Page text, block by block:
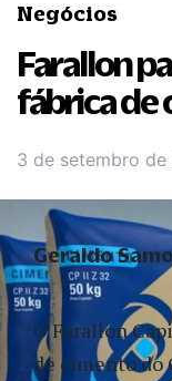
Negócios
Farallon
fábrica de
3 de setembro de
O Farallon
de cimento do
Geraldo